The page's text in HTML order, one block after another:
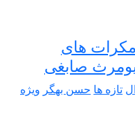
های
صابغی
تازه ها حسن بهگر ویژه